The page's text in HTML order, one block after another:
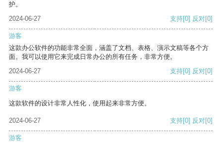
护。
2024-06-27
支持[0] 反对[0]
游客
这款办公软件的功能非常全面，涵盖了文档、表格、演示文稿等各个方
面。我可以使用它来完成日常办公的所有任务，非常方便。
2024-06-27
支持[0] 反对[0]
游客
这款软件的设计非常人性化，使用起来非常方便。
2024-06-27 支持[0] 反对[0]
游客